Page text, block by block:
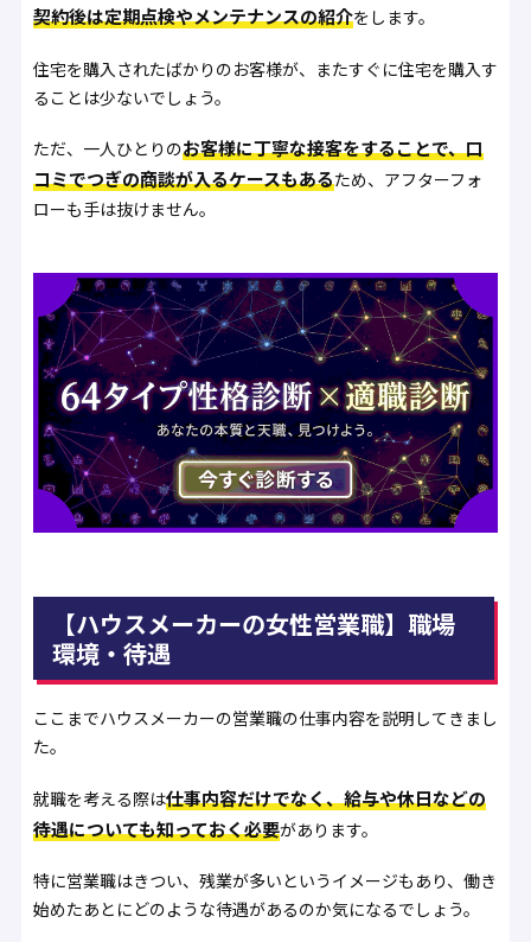
契約後は定期点検やメンテナンスの紹介をします。
住宅を購入されたばかりのお客様が、またすぐに住宅を購入す
ることは少ないでしょう。
ただ、一人ひとりのお客様に丁寧な接客をすることで、口
コミでつぎの商談が入るケースもあるため、アフターフォ
ローも手は抜けません。
【ハウスメーカーの女性営業職】職場
環境・待遇
ここまでハウスメーカーの営業職の仕事内容を説明してきまし
た。
就職を考える際は仕事内容だけでなく、給与や休日などの
待遇についても知っておく必要があります。
特に営業職はきつい、残業が多いというイメージもあり、働き
始めたあとにどのような待遇があるのか気になるでしょう。